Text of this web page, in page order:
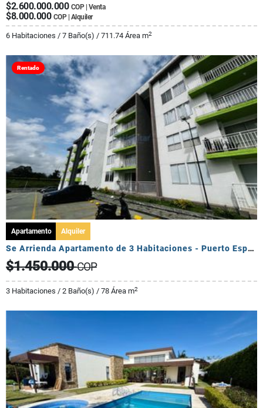
$2.600.000.000 COP | Venta
$8.000.000 COP | Alquiler
6 Habitaciones / 7 Baño(s) / 711.74 Área m2
Rentado
Apartamento Alquiler
Se Arrienda Apartamento de 3 Habitaciones - Puerto Espejo
$1.450.000COP
3 Habitaciones / 2 Baño(s) / 78 Área m2